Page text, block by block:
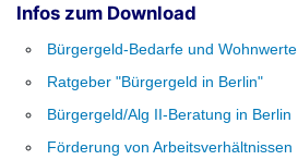
Infos zum Download
Bürgergeld-Bedarfe und Wohnwerte
Ratgeber "Bürgergeld in Berlin"
Bürgergeld/Alg II-Beratung in Berlin
Förderung von Arbeitsverhältnissen